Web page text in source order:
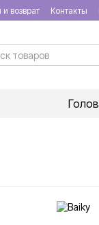
возврат Контакты